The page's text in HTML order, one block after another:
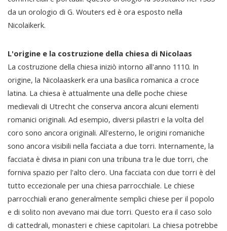
da un orologio di G. Wouters ed è ora esposto nella
Nicolaïkerk.
L'origine e la costruzione della chiesa di Nicolaas
La costruzione della chiesa iniziò intorno all'anno 1110. In
origine, la Nicolaaskerk era una basilica romanica a croce
latina. La chiesa è attualmente una delle poche chiese
medievali di Utrecht che conserva ancora alcuni elementi
romanici originali. Ad esempio, diversi pilastri e la volta del
coro sono ancora originali. All'esterno, le origini romaniche
sono ancora visibili nella facciata a due torri. Internamente, la
facciata è divisa in piani con una tribuna tra le due torri, che
forniva spazio per l'alto clero. Una facciata con due torri è del
tutto eccezionale per una chiesa parrocchiale. Le chiese
parrocchiali erano generalmente semplici chiese per il popolo
e di solito non avevano mai due torri. Questo era il caso solo
di cattedrali, monasteri e chiese capitolari. La chiesa potrebbe